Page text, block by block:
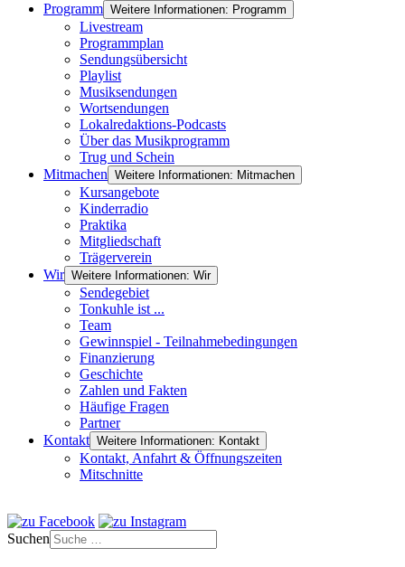
Programm Weitere Informationen: Programm
Livestream
Programmplan
Sendungsübersicht
Playlist
Musiksendungen
Wortsendungen
Lokalredaktions-Podcasts
Über das Musikprogramm
Trug und Schein
Mitmachen Weitere Informationen: Mitmachen
Kursangebote
Kinderradio
Praktika
Mitgliedschaft
Trägerverein
Wir Weitere Informationen: Wir
Sendegebiet
Tonkuhle ist ...
Team
Gewinnspiel - Teilnahmebedingungen
Finanzierung
Geschichte
Zahlen und Fakten
Häufige Fragen
Partner
Kontakt Weitere Informationen: Kontakt
Kontakt, Anfahrt & Öffnungszeiten
Mitschnitte
Suchen